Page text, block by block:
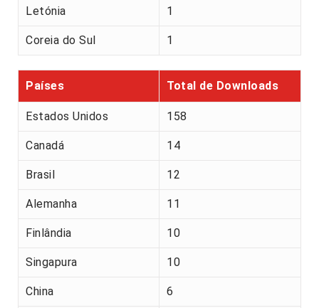
Letónia 1
Coreia do Sul 1
Países Total de Downloads
Estados Unidos 158
Canadá 14
Brasil 12
Alemanha 11
Finlândia 10
Singapura 10
China 6